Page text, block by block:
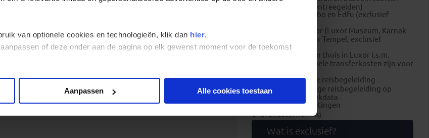
van optionele cookies en technologieën, klik dan hier.
of deze onder aan de pagina op elk gewenst moment voor de toekomst
Aanpassen Alle cookies toestaan
ons meer dan we verwachtten. Voor ons was het
geschiedenis en cultuur. Door het concept van busreis
Onze gids,Sarry, was daarvan de motor. Op een
ook op onze extra-vragen in te gaan. We
zien (Beni Hassan, Abydos, Fajum en vooral Siwa) ,met
vervoermiddelen bus, boot, trein, tram tuktuk bij
georganiseerde, intense en (zo goed mogelijk)
dorp (exclusief entreegelden)
bezoek Kom Ombo en Edfu (exclusief
rondleiding Luxor (Luxor Museum, Karnak
Tempels en Luxor Tempel, exclusief
entreegelden)
eten bij een gezin thuis in Luxor i.s.m.
ResiRest (eventuele transferkosten zijn voor
eigen rekening)
Nederlandstalige reisbegeleiding
lokale Engelstalige reisbegeleiding op
specifieke vertrekdata
luchthavenbelastingen
brandstofheffing
Wat is exclusief?